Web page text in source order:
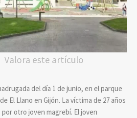
Valora este artículo
del día 1 de junio, en el parque
El Llano en Gijón. La víctima de 27 años
otro joven magrebí. El joven